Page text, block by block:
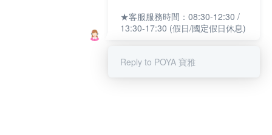
★客服服務時間：08:30-12:30 /
13:30-17:30 (假日/國定假日休息)
Reply to POYA 寶雅